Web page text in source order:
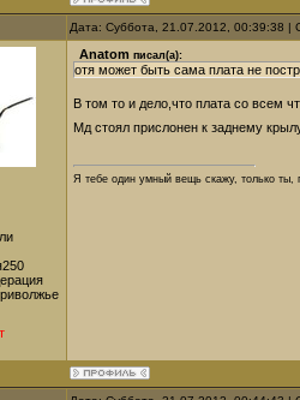
Дата: Суббота, 21.07.2012, 00:39:38
Anatom писал(а):
отя может быть сама плата не
В том то и дело,что плата со всем
Мд стоял прислонен к заднему
Я тебе один умный вещь скажу, только ты,